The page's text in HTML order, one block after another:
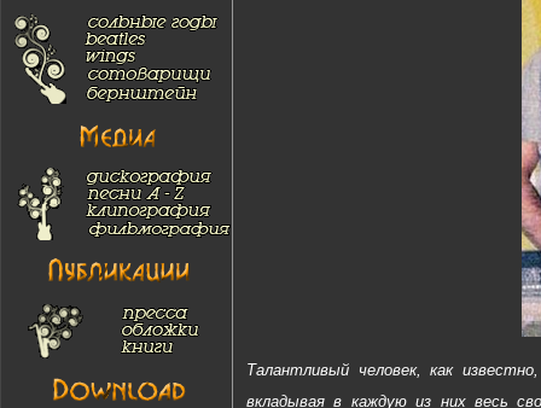
Талантливый человек, как
вкладывая в каждую из них весь